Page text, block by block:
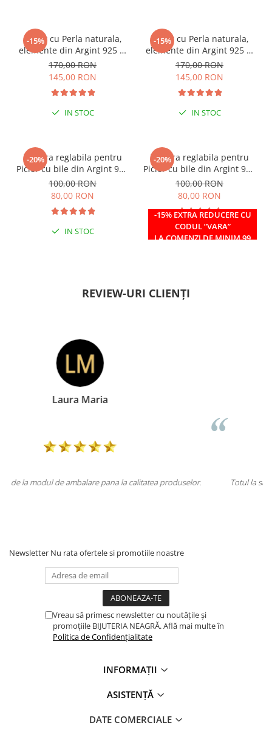
-15%
Colier cu Perla naturala,
elemente din Argint 925 si
margele Miyuki, multicolor
170,00 RON
145,00 RON
IN STOC
-15%
Colier cu Perla naturala,
elemente din Argint 925 si
margele Miyuki, verde/kiwi
170,00 RON
145,00 RON
IN STOC
-20%
Bratara reglabila pentru
Picior cu bile din Argint 925
si margele Miyuki rosii
100,00 RON
80,00 RON
IN STOC
-20%
-15% EXTRA REDUCERE CU
CODUL ”VARA”
LA COMENZI DE MINIM 99
Bratara reglabila pentru
Picior cu bile din Argint 925
si margele Miyuki verzi
100,00 RON
80,00 RON
IN STOC
REVIEW-URI CLIENȚI
Totul la superlativ! Produsul, fix descrierea, ambalaj, livrare.
Newsletter Nu rata ofertele si promotiile noastre
Vreau să primesc newsletter cu noutățile și
promoțiile BIJUTERIA NEAGRĂ. Află mai multe în
Politica de Confidențialitate
INFORMAȚII
ASISTENȚĂ
DATE COMERCIALE